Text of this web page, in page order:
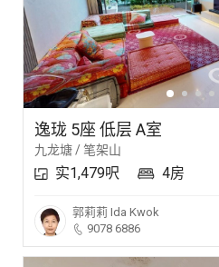
逸珑 5座 低层 A室
九龙塘 / 笔架山
实1,479呎 4房
郭莉莉 Ida Kwok
9078 6886